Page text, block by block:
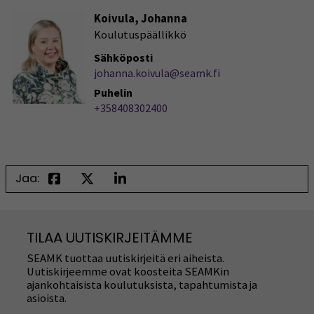
Koivula, Johanna
Koulutuspäällikkö
Sähköposti
johanna.koivula@seamk.fi
Puhelin
+358408302400
Jaa:
TILAA UUTISKIRJEITÄMME
SEAMK tuottaa uutiskirjeitä eri aiheista.
Uutiskirjeemme ovat koosteita SEAMKin
ajankohtaisista koulutuksista, tapahtumista ja
asioista.